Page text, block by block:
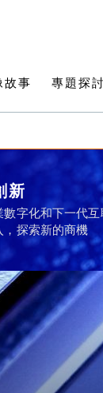
故事 專題探討
新
數字化和下一代
，探索新的商機